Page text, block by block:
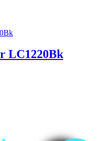
LC1220Bk